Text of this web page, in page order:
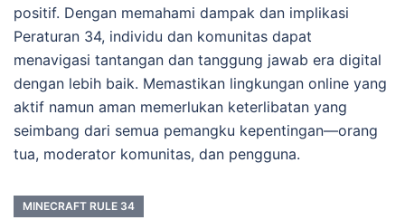
positif. Dengan memahami dampak dan implikasi
Peraturan 34, individu dan komunitas dapat
menavigasi tantangan dan tanggung jawab era digital
dengan lebih baik. Memastikan lingkungan online yang
aktif namun aman memerlukan keterlibatan yang
seimbang dari semua pemangku kepentingan—orang
tua, moderator komunitas, dan pengguna.
MINECRAFT RULE 34